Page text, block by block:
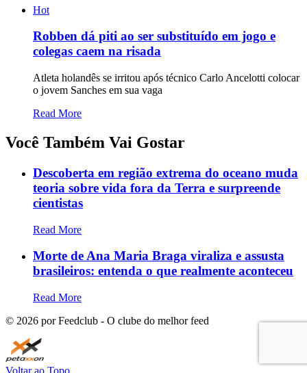
Hot
Robben dá piti ao ser substituído em jogo e
colegas caem na risada
Atleta holandês se irritou após técnico Carlo Ancelotti colocar
o jovem Sanches em sua vaga
Read More
Você Também Vai Gostar
Descoberta em região extrema do oceano muda
teoria sobre vida fora da Terra e surpreende
cientistas
Read More
Morte de Ana Maria Braga viraliza e assusta
brasileiros: entenda o que realmente aconteceu
Read More
© 2026 por Feedclub - O clube do melhor feed